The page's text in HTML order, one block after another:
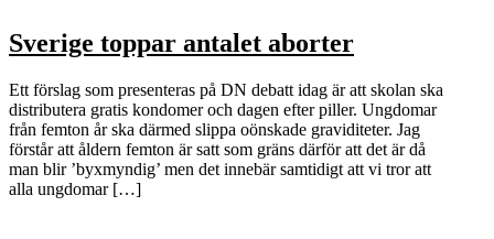
Sverige toppar antalet aborter
Ett förslag som presenteras på DN debatt idag är att skolan ska
distributera gratis kondomer och dagen efter piller. Ungdomar
från femton år ska därmed slippa oönskade graviditeter. Jag
förstår att åldern femton är satt som gräns därför att det är då
man blir ’byxmyndig’ men det innebär samtidigt att vi tror att
alla ungdomar […]